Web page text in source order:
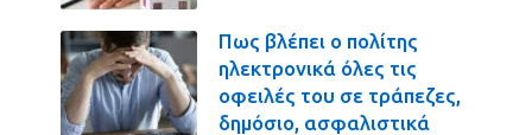
Πως βλέπει ο πολίτης
ηλεκτρονικά όλες τις
οφειλές του σε τράπεζες,
δημόσιο, ασφαλιστικά